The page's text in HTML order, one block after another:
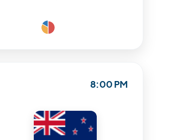
8:00 PM